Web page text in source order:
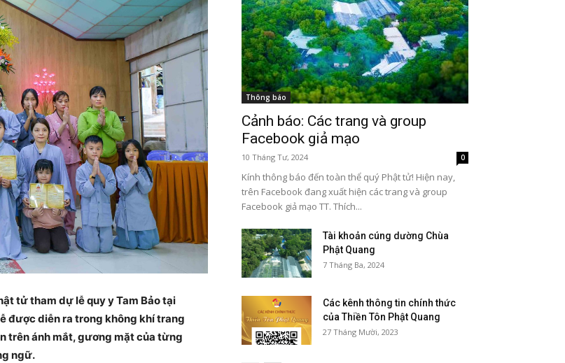
Quang
tử tham dự lễ quy y Tam Bảo tại
được diễn ra trong không khí trang
trên ánh mắt, gương mặt của từng
ngữ.
Thông báo
Cảnh báo: Các trang và group
Facebook giả mạo
10 Tháng Tư, 2024 0
Kính thông báo đến toàn thể quý Phật tử! Hiện nay,
trên Facebook đang xuất hiện các trang và group
Facebook giả mạo TT. Thích...
Tài khoản cúng dường Chùa
Phật Quang
7 Tháng Ba, 2024
Các kênh thông tin chính thức
của Thiền Tôn Phật Quang
27 Tháng Mười, 2023